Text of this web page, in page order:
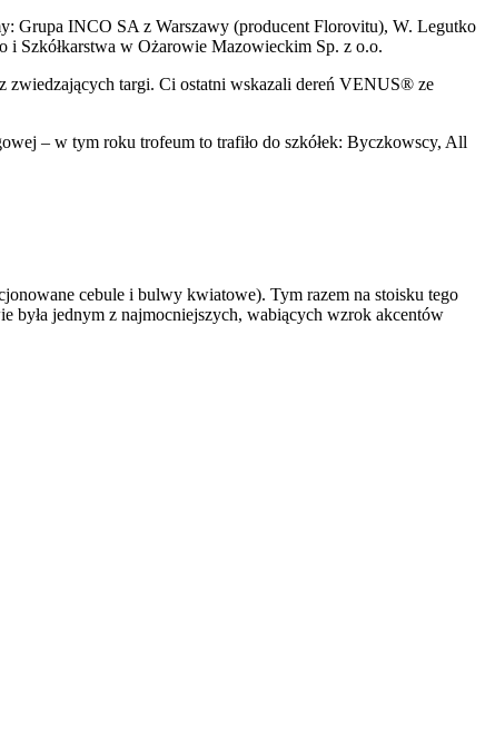
Grupa INCO SA z Warszawy (producent Florovitu), W. Legutko
i Szkółkarstwa w Ożarowie Mazowieckim Sp. z o.o.
zwiedzających targi. Ci ostatni wskazali dereń VENUS® ze
– w tym roku trofeum to trafiło do szkółek: Byczkowscy, All
cebule i bulwy kwiatowe). Tym razem na stoisku tego
była jednym z najmocniejszych, wabiących wzrok akcentów